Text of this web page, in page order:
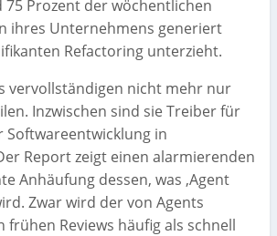
75 Prozent der wöchentlichen
ihres Unternehmens generiert
Refactoring unterzieht.
vervollständigen nicht mehr nur
Inzwischen sind sie Treiber für
Softwareentwicklung in
Report zeigt einen alarmierenden
Anhäufung dessen, was ‚Agent
Zwar wird der von Agents
frühen Reviews häufig als schnell